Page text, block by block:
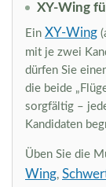
XY-Wing
Ein XY-Wing
mit je zwei
dürfen Sie
die beide
sorgfältig –
Kandidaten
Üben Sie die
Wing,